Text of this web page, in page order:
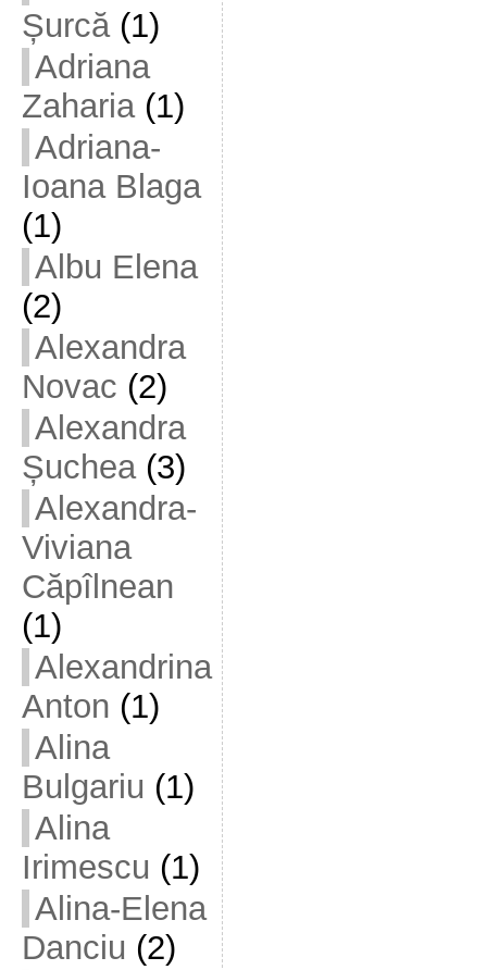
Șurcă(1)
Adriana
Zaharia(1)
Adriana-
Ioana Blaga
(1)
Albu Elena
(2)
Alexandra
Novac (2)
Alexandra
Șuchea(3)
Alexandra-
Viviana
Căpîlnean
(1)
Alexandrina
Anton (1)
Alina
Bulgariu (1)
Alina
Irimescu (1)
Alina-Elena
Danciu (2)